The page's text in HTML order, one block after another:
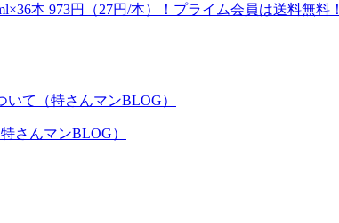
本 973円（27円/本）！プライム会員は送料無料！
さんマンBLOG）